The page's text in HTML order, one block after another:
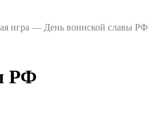
игра — День воинской славы РФ
РФ